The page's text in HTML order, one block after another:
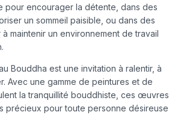
pour encourager la détente, dans des
un sommeil paisible, ou dans des
maintenir un environnement de travail
Bouddha est une invitation à ralentir, à
Avec une gamme de peintures et de
la tranquillité bouddhiste, ces œuvres
précieux pour toute personne désireuse